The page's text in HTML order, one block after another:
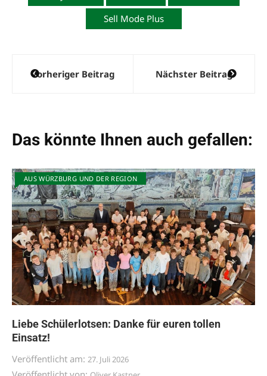
Sell Mode Plus
Beitragsnavigation
Vorheriger Beitrag Nächster Beitrag
Das könnte Ihnen auch gefallen:
AUS WÜRZBURG UND DER REGION
Liebe Schülerlotsen: Danke für euren tollen
Einsatz!
Veröffentlicht am: 27. Juli 2026